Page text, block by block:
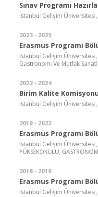
Sınav Programı
İstanbul Gelişim Üniversitesi,
2023 - 2025
Erasmus Programı
İstanbul Gelişim
Gastronomi Ve Mutfak
2022 - 2024
Birim Kalite
İstanbul Gelişim Üniversitesi,
2019 - 2022
Erasmus Programı
İstanbul Gelişim Üniversitesi,
YÜKSEKOKULU,
2018 - 2019
Erasmus Programı
İstanbul Gelişim Üniversitesi,